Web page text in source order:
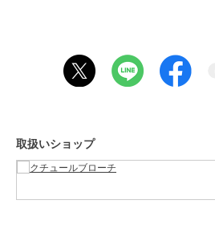
ブランド クチュールブローチ
クチュールブローチ
性別タイプ
取扱いショップ